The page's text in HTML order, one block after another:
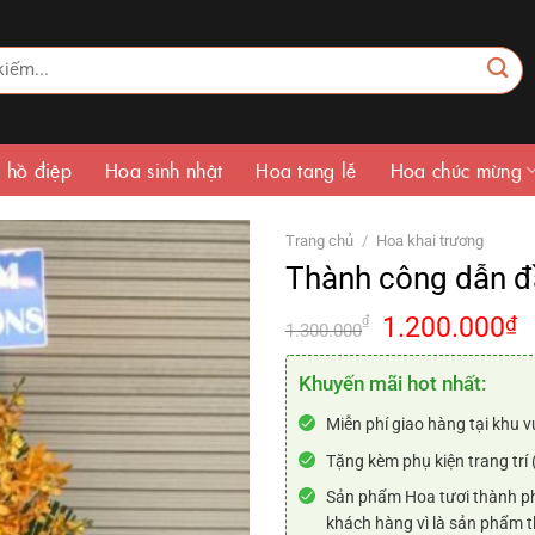
hồ điệp Hoa sinh nhật Hoa tang lễ Hoa chúc mừng
Trang chủ / Hoa khai trương
Thành công dẫn
1.300.000₫
Giá
gốc
là:
1.300.000₫.
1.200.000₫
Khuyến mãi hot nhất:
Miễn phí giao hàng tại khu
Tặng kèm phụ kiện trang
Sản phẩm Hoa tươi thành
khách hàng vì là sản phẩm